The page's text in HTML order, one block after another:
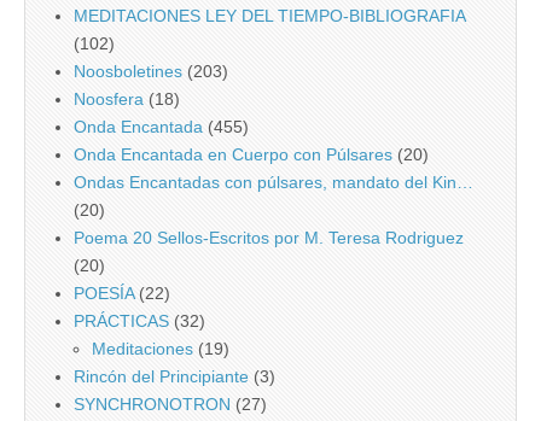
MEDITACIONES LEY DEL TIEMPO-BIBLIOGRAFIA
(102)
Noosboletines (203)
Noosfera (18)
Onda Encantada (455)
Onda Encantada en Cuerpo con Púlsares (20)
Ondas Encantadas con púlsares, mandato del Kin…
(20)
Poema 20 Sellos-Escritos por M. Teresa Rodriguez
(20)
POESÍA(22)
PRÁCTICAS (32)
Meditaciones (19)
Rincón del Principiante (3)
SYNCHRONOTRON (27)